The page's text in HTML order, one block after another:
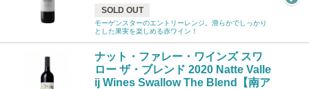
SOLD OUT
モーゲンスターのエントリーレンジ。滑らかでしっかり
とした果実を楽しめる赤ワイン！
ナット・ファレー・ワインズ スワ
ロー ザ・ブレンド 2020 Natte Valle
ij Wines Swallow The Blend【南ア